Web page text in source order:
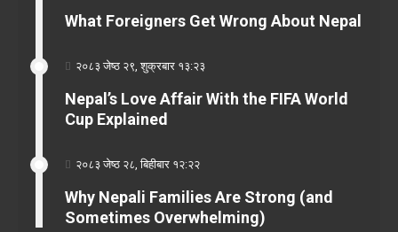
What Foreigners Get Wrong About Nepal
२०८३ जेष्ठ २९, शुक्रबार १३:२३
Nepal’s Love Affair With the FIFA World
Cup Explained
२०८३ जेष्ठ २८, बिहीबार १२:२२
Why Nepali Families Are Strong (and
Sometimes Overwhelming)